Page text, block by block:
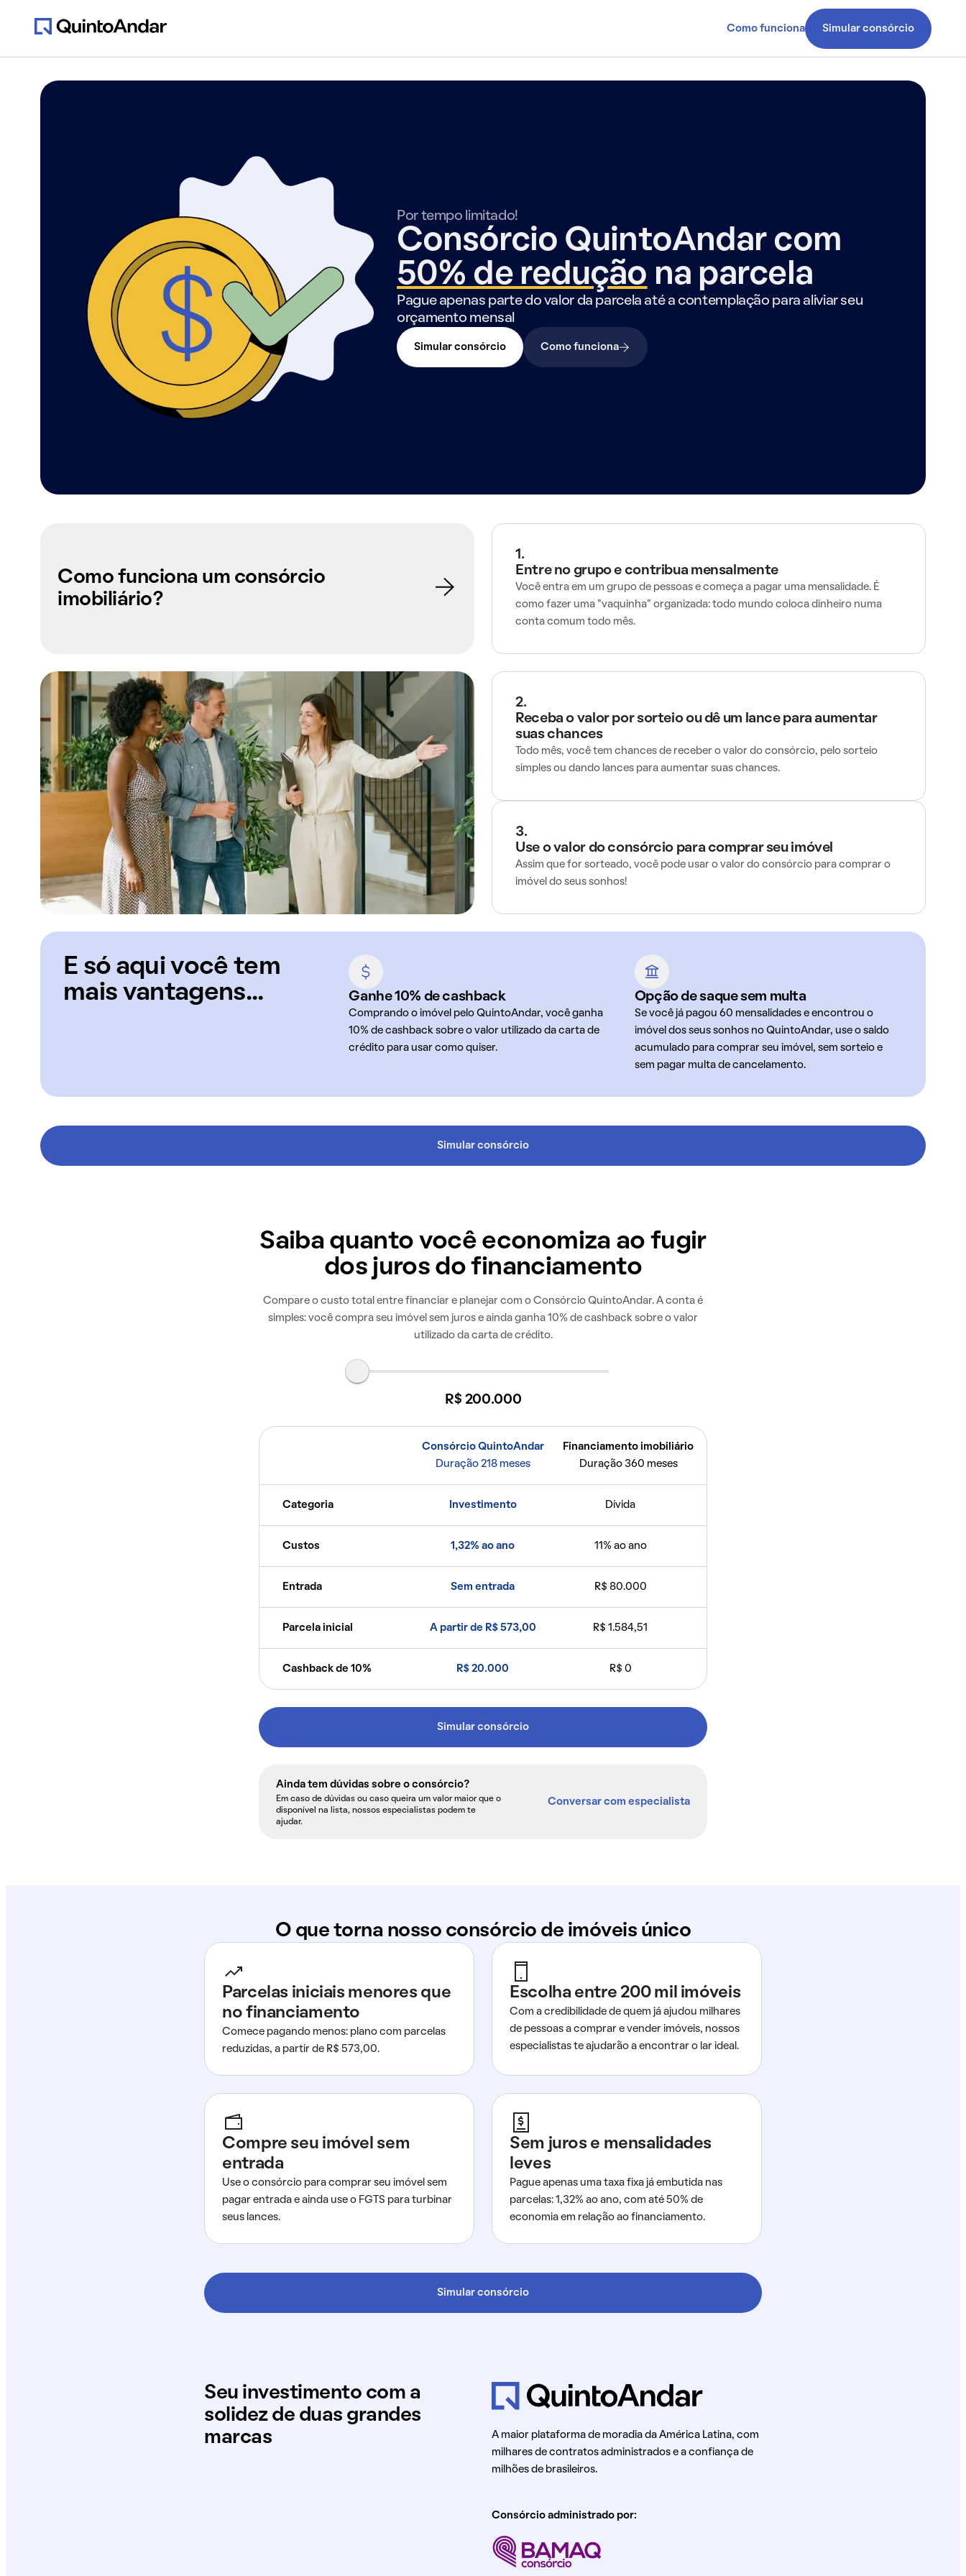
Como funciona Simular consórcio
Por tempo limitado!
Consórcio QuintoAndar com
50% de redução na parcela
Pague apenas parte do valor da parcela até a contemplação para aliviar seu
orçamento mensal
Simular consórcio Como funciona
Como funciona um consórcio
imobiliário?
1.
Entre no grupo e contribua mensalmente
Você entra em um grupo de pessoas e começa a pagar uma mensalidade. É
como fazer uma "vaquinha" organizada: todo mundo coloca dinheiro numa
conta comum todo mês.
2.
Receba o valor por sorteio ou dê um lance para aumentar
suas chances
Todo mês, você tem chances de receber o valor do consórcio, pelo sorteio
simples ou dando lances para aumentar suas chances.
3.
Use o valor do consórcio para comprar seu imóvel
Assim que for sorteado, você pode usar o valor do consórcio para comprar o
imóvel do seus sonhos!
E só aqui você tem
mais vantagens...
Ganhe 10% de cashback
Comprando o imóvel pelo QuintoAndar, você ganha
10% de cashback sobre o valor utilizado da carta de
crédito para usar como quiser.
Opção de saque sem multa
Se você já pagou 60 mensalidades e encontrou o
imóvel dos seus sonhos no QuintoAndar, use o saldo
acumulado para comprar seu imóvel, sem sorteio e
sem pagar multa de cancelamento.
Simular consórcio
Saiba quanto você economiza ao fugir
dos juros do financiamento
Compare o custo total entre financiar e planejar com o Consórcio QuintoAndar. A conta é
simples: você compra seu imóvel sem juros e ainda ganha 10% de cashback sobre o valor
utilizado da carta de crédito.
R$ 200.000
Consórcio QuintoAndar
Duração 218 meses
Financiamento imobiliário
Duração 360 meses
Categoria Investimento Dívida
Custos 1,32% ao ano 11% ao ano
Entrada Sem entrada R$ 80.000
Parcela inicial A partir de R$ 573,00 R$ 1.584,51
Cashback de 10% R$ 20.000 R$ 0
Simular consórcio
Ainda tem dúvidas sobre o consórcio?
Em caso de dúvidas ou caso queira um valor maior que o
disponível na lista, nossos especialistas podem te
ajudar.
Conversar com especialista
O que torna nosso consórcio de imóveis único
Parcelas iniciais menores que
no financiamento
Comece pagando menos: plano com parcelas
reduzidas, a partir de R$ 573,00.
Escolha entre 200 mil imóveis
Com a credibilidade de quem já ajudou milhares
de pessoas a comprar e vender imóveis, nossos
especialistas te ajudarão a encontrar o lar ideal.
Compre seu imóvel sem
entrada
Use o consórcio para comprar seu imóvel sem
pagar entrada e ainda use o FGTS para turbinar
seus lances.
Sem juros e mensalidades
leves
Pague apenas uma taxa fixa já embutida nas
parcelas: 1,32% ao ano, com até 50% de
economia em relação ao financiamento.
Simular consórcio
Seu investimento com a
solidez de duas grandes
marcas
A maior plataforma de moradia da América Latina, com
milhares de contratos administrados e a confiança de
milhões de brasileiros.
Consórcio administrado por: